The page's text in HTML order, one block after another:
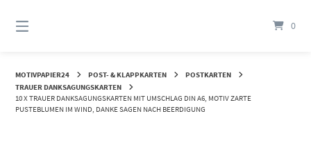
zum
0
MOTIVPAPIER24 POST- & KLAPPKARTEN
POSTKARTEN
TRAUER DANKSAGUNGSKARTEN
10 X TRAUER DANKSAGUNGSKARTEN MIT UMSCHLAG DIN A6, MOTIV ZARTE
PUSTEBLUMEN IM WIND, DANKE SAGEN NACH BEERDIGUNG